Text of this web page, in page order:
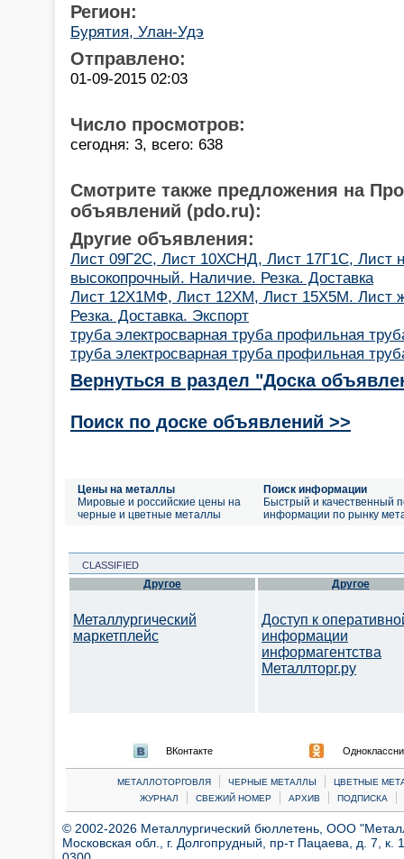
Регион:
Бурятия, Улан-Удэ
Отправлено:
01-09-2015 02:03
Число просмотров:
сегодня: 3, всего: 638
Смотрите также предложения на
объявлений (pdo.ru):
Другие объявления:
Лист 09Г2С, Лист 10ХСНД, Лист 17Г1С, Лист
высокопрочный. Наличие. Резка. Доставка
Лист 12Х1МФ, Лист 12ХМ, Лист 15Х5М. Лист
Резка. Доставка. Экспорт
труба электросварная труба профильная
труба электросварная труба профильная
Вернуться в раздел "Доска
Поиск по доске объявлений >>
Цены на металлы
Мировые и российские цены на
черные и цветные металлы
Поиск информации
Быстрый и качественный
информации по рынку
CLASSIFIED
Другое
Металлургический
маркетплейс
Другое
Доступ к
информации
информагентства
Металлторг.ру
ВКонтакте
МЕТАЛЛОТОРГОВЛЯ | ЧЕРНЫЕ МЕТАЛЛЫ |
ЦВЕТНЫЕ
ЖУРНАЛ
| СВЕЖИЙ НОМЕР | АРХИВ | ПОДПИСКА |
© 2002-2026 Металлургический бюллетень, ООО
Московская обл., г. Долгопрудный, пр-т Пацаева, д. 7,